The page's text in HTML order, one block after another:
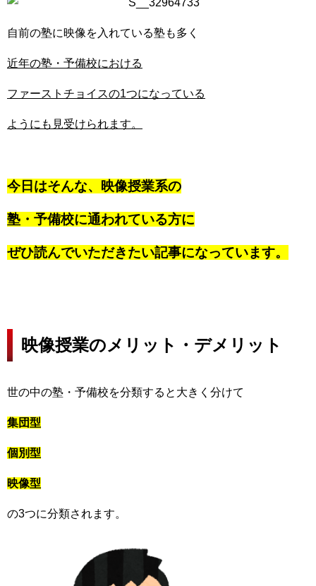
自前の塾に映像を入れている塾も多く
近年の塾・予備校における
ファーストチョイスの1つになっている
ようにも見受けられます。
今日はそんな、映像授業系の
塾・予備校に通われている方に
ぜひ読んでいただきたい記事になっています。
映像授業のメリット・デメリット
世の中の塾・予備校を分類すると大きく分けて
集団型
個別型
映像型
の3つに分類されます。